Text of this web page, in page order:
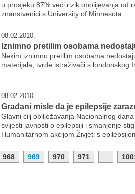
u prosjeku 87% veći rizik obolijevanja od
znanstvenici s University of Minnesota.
08.02.2010.
Iznimno pretilim osobama
Nekim iznimno pretilim osobama
materijala, tvrde istraživači s londonskog
08.02.2010.
Građani misle da je epilepsije
Glavni cilj obilježavanja Nacionalnog
svijesti javnosti o epilepsiji i smanjenje
Humanitarnom akcijom Živjeti s
968 969 970 971